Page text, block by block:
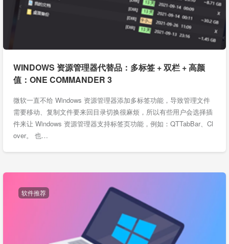
WINDOWS 资源管理器代替品：多标签 + 双栏 + 高颜
值：ONE COMMANDER 3
微软一直不给 Windows 资源管理器添加多标签功能，导致管理文件
需要移动、复制文件要来回目录切换很麻烦，所以有些用户会选择插
件来让 Windows 资源管理器支持标签页功能，例如：QTTabBar、Cl
over。 也…
软件推荐